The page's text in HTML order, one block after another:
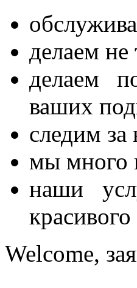
делаем не
делаем
ваших
следим за
мы много
наши
Welcome,